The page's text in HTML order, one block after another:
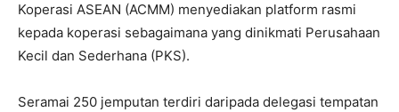
Koperasi ASEAN (ACMM) menyediakan platform rasmi
kepada koperasi sebagaimana yang dinikmati Perusahaan
Kecil dan Sederhana (PKS).
Seramai 250 jemputan terdiri daripada delegasi tempatan